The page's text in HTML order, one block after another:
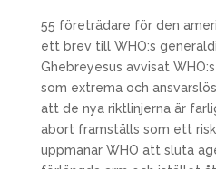
55 företrädare för den
ett brev till WHO:s
Ghebreyesus avvisat
som extrema och
att de nya riktlinjerna är
abort framställs som ett
uppmanar WHO att sluta